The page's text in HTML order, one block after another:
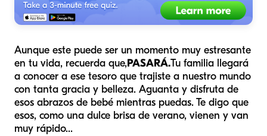
Aunque este puede ser un momento muy estresante
en tu vida, recuerda que,PASARÁ.Tu familia llegará
a conocer a ese tesoro que trajiste a nuestro mundo
con tanta gracia y belleza. Aguanta y disfruta de
esos abrazos de bebé mientras puedas. Te digo que
esos, como una dulce brisa de verano, vienen y van
muy rápido...